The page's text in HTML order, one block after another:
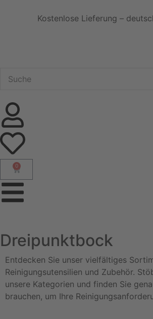
Kostenlose Lieferung –
0
Dreipunktbock
Entdecken Sie unser vielfältiges
Reinigungsutensilien und Zubehör.
unsere Kategorien und finden Sie
brauchen, um Ihre